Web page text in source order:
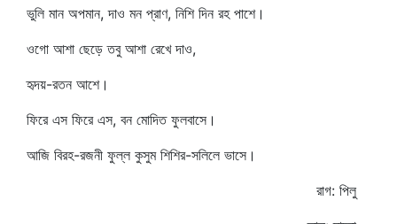
ভুলি মান অপমান, দাও মন প্রাণ, নিশি দিন রহ পাশে।
ওগো আশা ছেড়ে তবু আশা রেখে দাও,
হৃদয়-রতন আশে।
ফিরে এস ফিরে এস, বন মোদিত ফুলবাসে।
আজি বিরহ-রজনী ফুল্ল কুসুম শিশির-সলিলে ভাসে।
রাগ: পিলু